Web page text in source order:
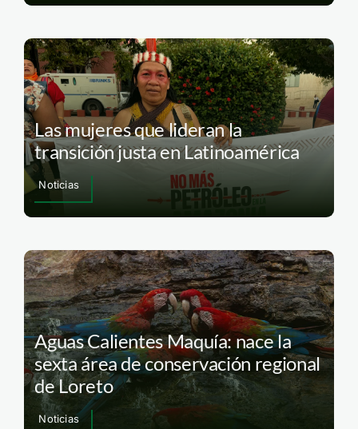
Las mujeres que lideran la
transición justa en Latinoamérica
Noticias
Aguas Calientes Maquía: nace la
sexta área de conservación regional
de Loreto
Noticias